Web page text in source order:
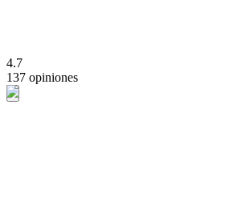
4.7
137 opiniones